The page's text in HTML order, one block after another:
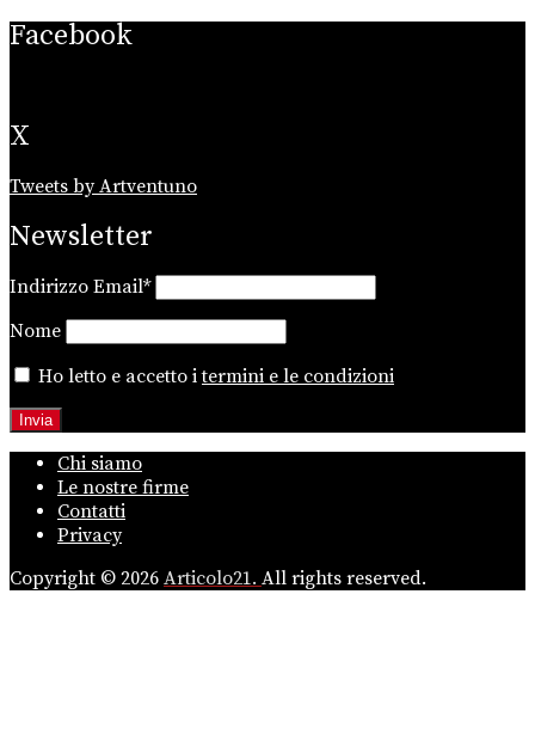
Facebook
X
Tweets by Artventuno
Newsletter
Indirizzo Email*
Nome
Ho letto e accetto itermini e le condizioni
Chi siamo
Le nostre firme
Contatti
Privacy
Copyright © 2026 Articolo21. All rights reserved.